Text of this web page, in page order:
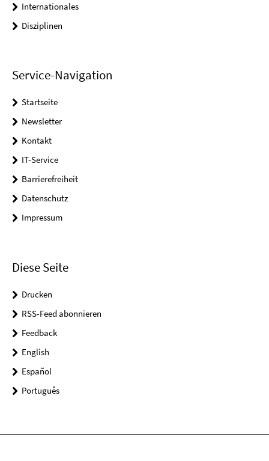
Internationales
Disziplinen
Service-Navigation
Startseite
Newsletter
Kontakt
IT-Service
Barrierefreiheit
Datenschutz
Impressum
Diese Seite
Drucken
RSS-Feed abonnieren
Feedback
English
Español
Português